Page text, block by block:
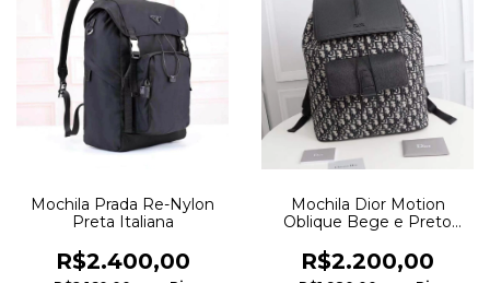
Mochila Prada Re-Nylon
Preta Italiana
R$2.400,00
Mochila Dior Motion
Oblique Bege e Preto
R$2.200,00